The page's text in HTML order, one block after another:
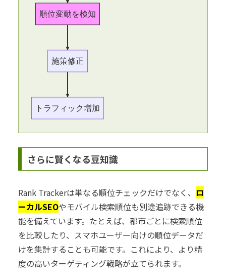
順位変動を検知
施策修正
トラフィック増加
さらに賢くなる豆知識
Rank Trackerは単なる順位チェックだけでなく、 ロ
ーカルSEOやモバイル検索順位も別途追跡できる機
能を備えています。たとえば、都市ごとに検索順位
を比較したり、スマホユーザー向けの順位データだ
けを集計することも可能です。これにより、より精
度の高いターゲティング戦略が立てられます。